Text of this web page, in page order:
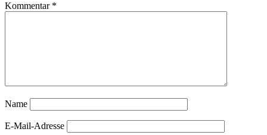
Kommentar *
Name
E-Mail-Adresse